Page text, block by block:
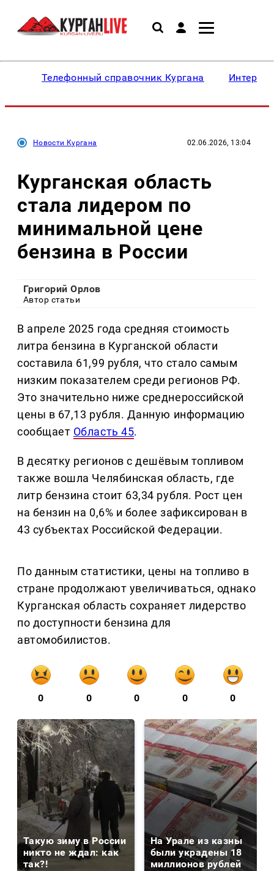
Телефонный справочник Кургана
Новости Кургана 02.06.2026, 13:04
Курганская область
стала лидером по
минимальной цене
бензина в России
Григорий Орлов
Автор статьи
В апреле 2025 года средняя стоимость
литра бензина в Курганской области
составила 61,99 рубля, что стало самым
низким показателем среди регионов РФ.
Это значительно ниже среднероссийской
цены в 67,13 рубля. Данную информацию
сообщает Область 45.
В десятку регионов с дешёвым топливом
также вошла Челябинская область, где
литр бензина стоит 63,34 рубля. Рост цен
на бензин на 0,6% и более зафиксирован в
43 субъектах Российской Федерации.
По данным статистики, цены на топливо в
стране продолжают увеличиваться, однако
Курганская область сохраняет лидерство
по доступности бензина для
автомобилистов.
0 0 0 0 0
Такую зиму в России
никто не ждал: как
так?!
На Урале из казны
были украдены 18
миллионов рублей